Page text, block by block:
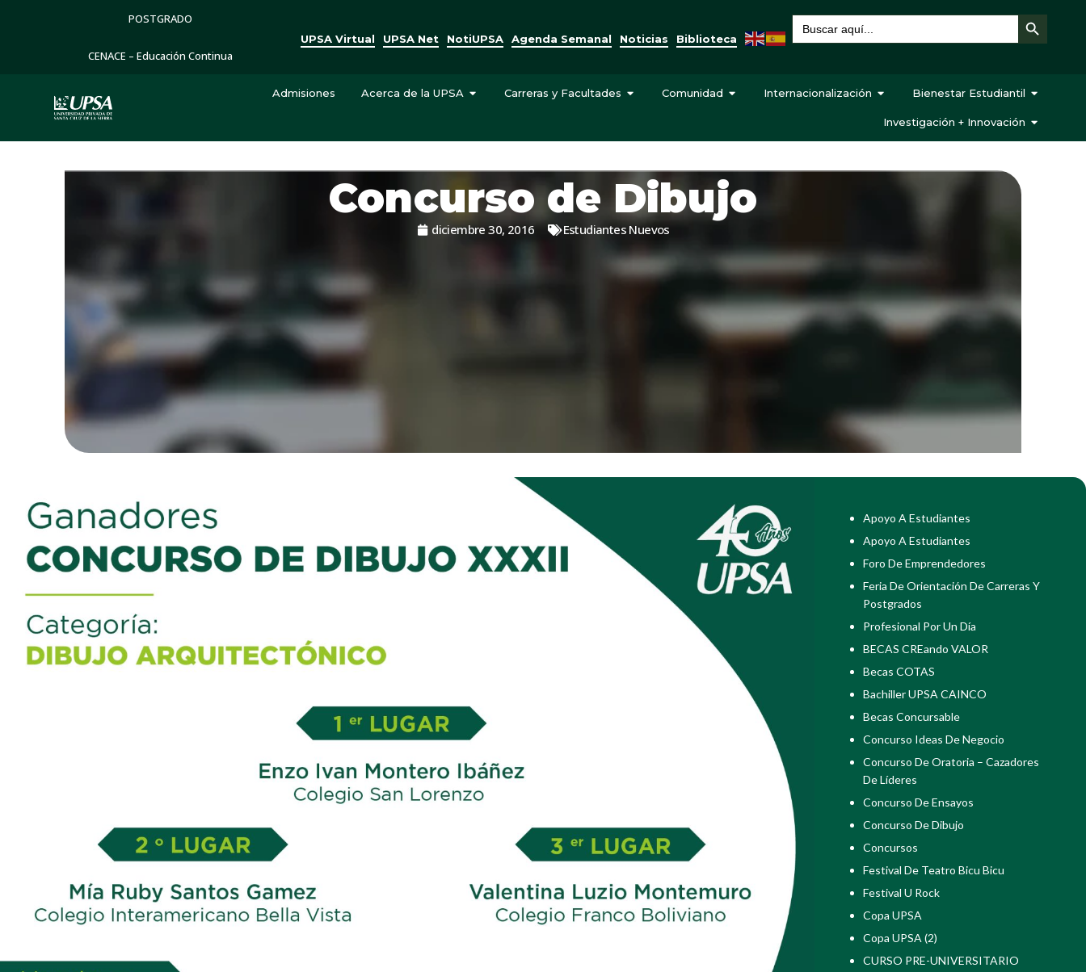
POSTGRADO
CENACE – Educación Continua
UPSA Virtual UPSA Net NotiUPSA Agenda Semanal Noticias Biblioteca
Buscar: Botón de búsqueda
Admisiones Acerca de la UPSA Carreras y Facultades Comunidad Internacionalización Bienestar Estudiantil
Investigación + Innovación
Concurso de Dibujo
diciembre 30, 2016 Estudiantes Nuevos
Apoyo A Estudiantes
Apoyo A Estudiantes
Foro De Emprendedores
Feria De Orientación De Carreras Y
Postgrados
Profesional Por Un Día
BECAS CREando VALOR
Becas COTAS
Bachiller UPSA CAINCO
Becas Concursable
Concurso Ideas De Negocio
Concurso De Oratoria – Cazadores
De Líderes
Concurso De Ensayos
Concurso De Dibujo
Concursos
Festival De Teatro Bicu Bicu
Festival U Rock
Copa UPSA
Copa UPSA (2)
CURSO PRE-UNIVERSITARIO